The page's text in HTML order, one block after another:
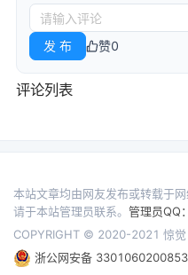
发 布 赞0
评论列表
本站文章均由网友发布或转载于
请于本站管理员联系。 管理员QQ
COPYRIGHT © 2020-2021 惊觉
浙公网安备